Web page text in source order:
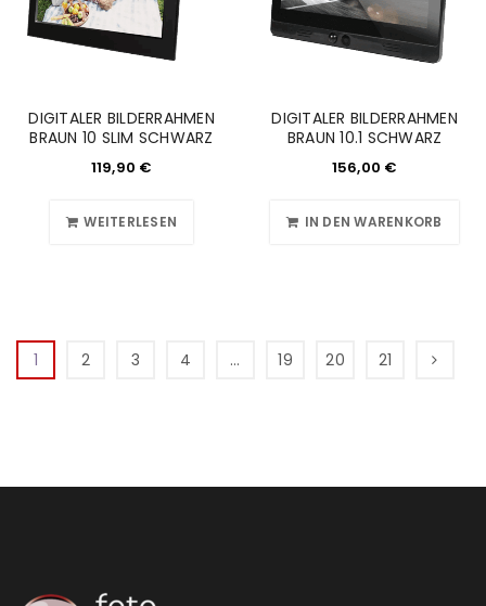
DIGITALER BILDERRAHMEN
BRAUN 10 SLIM SCHWARZ
119,90 €
WEITERLESEN
DIGITALER BILDERRAHMEN
BRAUN 10.1 SCHWARZ
156,00 €
IN DEN WARENKORB
1 2 3 4 … 19 20 21